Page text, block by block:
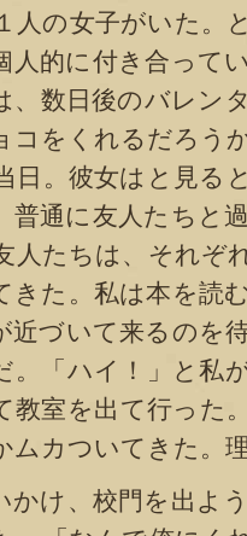
人の女子がいた。
人的に付き合って
、数日後のバレン
コをくれるだろう
日。彼女はと見る
普通に友人たちと
人たちは、それぞ
きた。私は本を読
近づいて来るのを
。「ハイ！」と私
教室を出て行った
ムカついてきた。
け、校門を出よ